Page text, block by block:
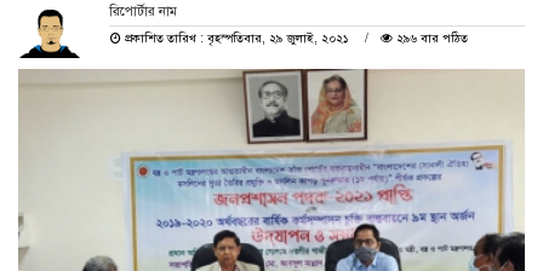
রিপোর্টার নাম
প্রকাশিত তারিখ : বৃহস্পতিবার, ২৯ জুলাই, ২০২১
২৯৬ বার পঠিত